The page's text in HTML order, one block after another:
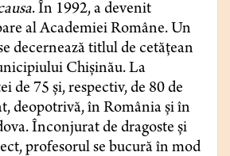
. În 1992, a devenit
al Academiei Române. Un
decernează titlul de cetăţean
Chişinău. La
de 75 şi, respectiv, de 80 de
deopotrivă, în România şi în
Înconjurat de dragoste şi
profesorul se bucură în mod